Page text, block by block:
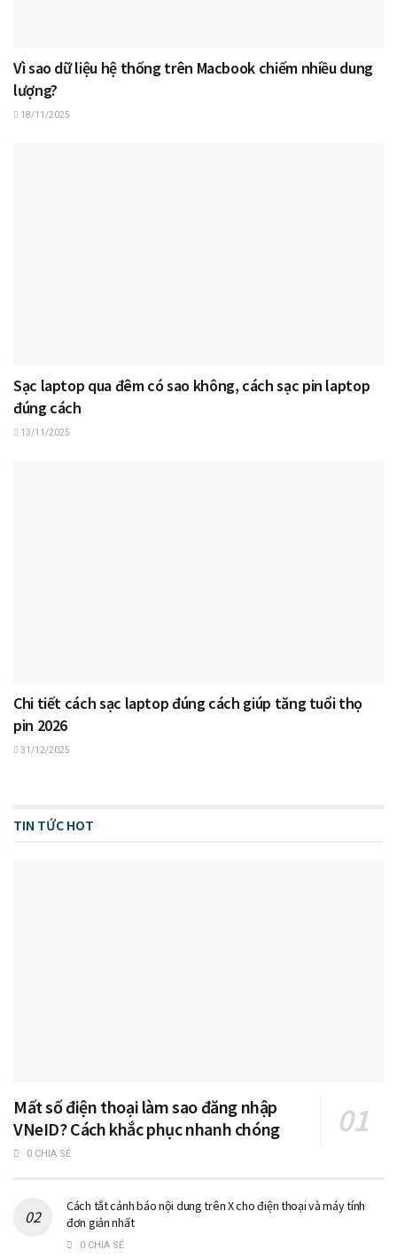
Vì sao dữ liệu hệ thống trên Macbook chiếm nhiều dung
lượng?
18/11/2025
Sạc laptop qua đêm có sao không, cách sạc pin laptop
đúng cách
13/11/2025
Chi tiết cách sạc laptop đúng cách giúp tăng tuổi thọ
pin 2026
31/12/2025
TIN TỨC HOT
Mất số điện thoại làm sao đăng nhập
VNeID? Cách khắc phục nhanh chóng
0 CHIA SẺ
Cách tắt cảnh báo nội dung trên X cho điện thoại và máy tính
đơn giản nhất
0 CHIA SẺ